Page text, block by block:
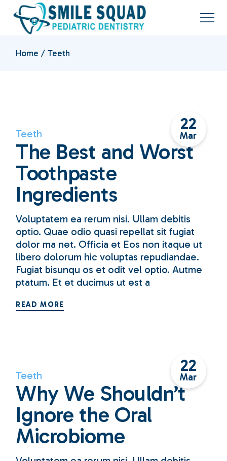
content
Home Teeth
22
Mar
Teeth
The Best and Worst
Toothpaste
Ingredients
Voluptatem ea rerum nisi. Ullam debitis
optio. Quae odio quasi repellat sit fugiat
dolor ma net. Officia et Eos non itaque ut
libero dolorum hic voluptas repudiandae.
Fugiat bisunqu os et odit vel optio. Autme
ptatum. Et et ducimus ut est a
READ MORE
22
Mar
Teeth
Why We Shouldn’t
Ignore the Oral
Microbiome